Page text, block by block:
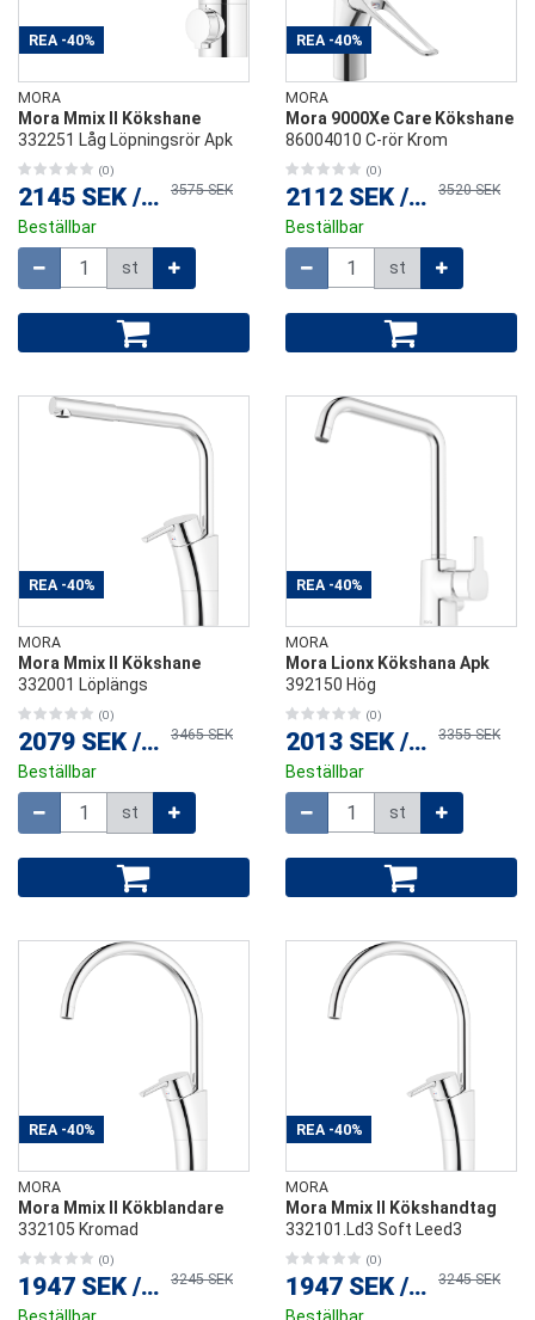
REA -40%
MORA
Mora Mmix II Kökshane
332251 Låg Löpningsrör Apk
(0)
2145 SEK / st3575 SEK
Beställbar
st
REA -40%
MORA
Mora 9000Xe Care Kökshane
86004010 C-rör Krom
(0)
2112 SEK / st3520 SEK
Beställbar
st
REA -40%
MORA
Mora Mmix II Kökshane
332001 Löplängs
(0)
2079 SEK / st3465 SEK
Beställbar
st
REA -40%
MORA
Mora Lionx Kökshana Apk
392150 Hög
(0)
2013 SEK / st3355 SEK
Beställbar
st
REA -40%
MORA
Mora Mmix II Kökblandare
332105 Kromad
(0)
1947 SEK / st3245 SEK
REA -40%
MORA
Mora Mmix II Kökshandtag
332101.Ld3 Soft Leed3
(0)
1947 SEK / st3245 SEK